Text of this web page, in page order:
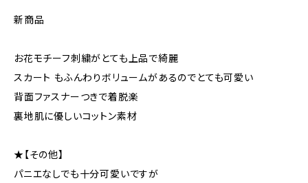
新商品
お花モチーフ刺繍がとても上品で綺麗
スカート もふんわりボリュームがあるのでとても可愛い
背面ファスナーつきで着脱楽
裏地肌に優しいコットン素材
★【その他】
パニエなしでも十分可愛いですが